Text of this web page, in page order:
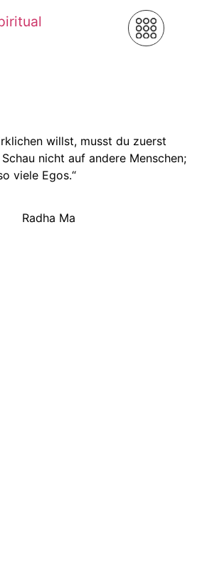
willst, musst du zuerst
nicht auf andere Menschen;
viele Egos.“